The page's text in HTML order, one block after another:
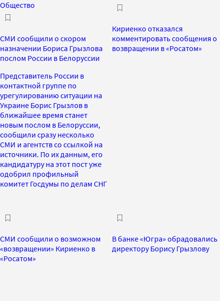
Общество
СМИ сообщили о скором
назначении Бориса Грызлова
послом России в Белоруссии
Представитель России в
контактной группе по
урегулированию ситуации на
Украине Борис Грызлов в
ближайшее время станет
новым послом в Белоруссии,
сообщили сразу несколько
СМИ и агентств со ссылкой на
источники. По их данным, его
кандидатуру на этот пост уже
одобрил профильный
комитет Госдумы по делам СНГ
Кириенко отказался
комментировать сообщения о
возвращении в «Росатом»
СМИ сообщили о возможном
«возвращении» Кириенко в
«Росатом»
В банке «Югра» обрадовались
директору Борису Грызлову